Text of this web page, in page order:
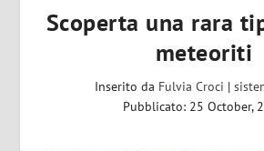
Scoperta una rara
meteoriti
Inserito da Fulvia Croci |
Pubblicato: 25 October,